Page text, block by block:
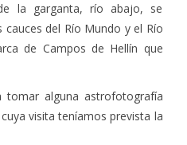
la garganta, río abajo, se
del Río Mundo y el Río
de Campos de Hellín que
tomar alguna astrofotografía
visita teníamos prevista la